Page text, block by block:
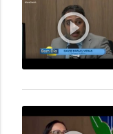
play_circle_outline